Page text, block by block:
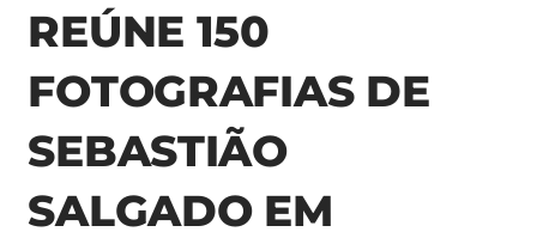
REÚNE 150
FOTOGRAFIAS DE
SEBASTIÃO
SALGADO EM